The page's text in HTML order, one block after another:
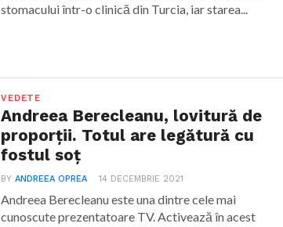
stomacului într-o clinică din Turcia, iar starea...
VEDETE
Andreea Berecleanu, lovitură de
proporții. Totul are legătură cu
fostul soț
BYANDREEA OPREA 14 DECEMBRIE 2021
Andreea Berecleanu este una dintre cele mai
cunoscute prezentatoare TV. Activează în acest